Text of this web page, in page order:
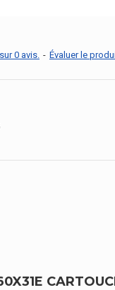
0 avis. - Évaluer le